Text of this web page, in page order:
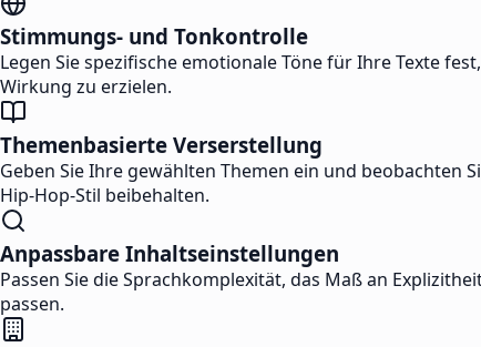
Stimmungs- und Tonkontrolle
Legen Sie spezifische emotionale Töne für Ihre Texte
Wirkung zu erzielen.
Themenbasierte Verserstellung
Geben Sie Ihre gewählten Themen ein und beobachten
Hip-Hop-Stil beibehalten.
Anpassbare Inhaltseinstellungen
Passen Sie die Sprachkomplexität, das Maß an
passen.